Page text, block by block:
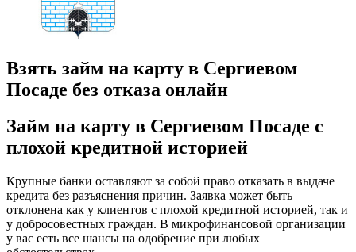
Взять займ на карту в Сергиевом
Посаде без отказа онлайн
Займ на карту в Сергиевом Посаде с
плохой кредитной историей
Крупные банки оставляют за собой право отказать в выдаче
кредита без разъяснения причин. Заявка может быть
отклонена как у клиентов с плохой кредитной историей, так и
у добросовестных граждан. В микрофинансовой организации
у вас есть все шансы на одобрение при любых